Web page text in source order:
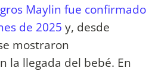
Maylin fue confirmado
de 2025 y, desde
mostraron
la llegada del bebé. En